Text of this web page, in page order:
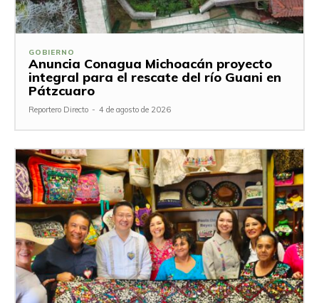
GOBIERNO
Anuncia Conagua Michoacán proyecto
integral para el rescate del río Guani en
Pátzcuaro
Reportero Directo - 4 de agosto de 2026